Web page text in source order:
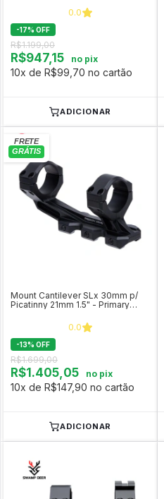
0.0
-17% OFF
R$1.199,00
R$947,15 no pix
10x de R$99,70 no cartão
ADICIONAR
Mount Cantilever SLx 30mm p/
Picatinny 21mm 1.5" - Primary
0.0
-13% OFF
R$1.699,00
R$1.405,05 no pix
10x de R$147,90 no cartão
ADICIONAR